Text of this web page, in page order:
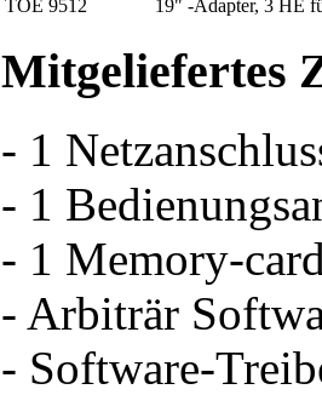
TOE 9512 19" -Adapter, 3 HE
Mitgeliefertes
- 1
- 1
- 1 Memory-
- Arbiträr
- Software-